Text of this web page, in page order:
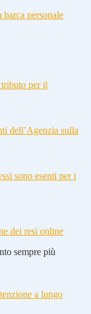
personale
per il
dell’Agenzia sulla
sono esenti per i
dei resi online
sempre più
a lungo